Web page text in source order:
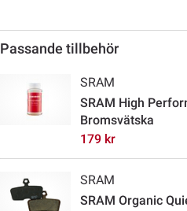
Passande tillbehör
SRAM
SRAM High
Bromsvätska
179 kr
SRAM
SRAM Organic